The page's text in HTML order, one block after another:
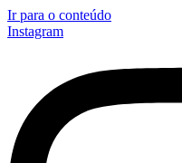
Ir para o conteúdo
Instagram